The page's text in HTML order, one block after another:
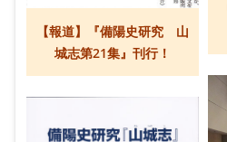
【報道】『備陽史研究 山
城志第21集』刊行！